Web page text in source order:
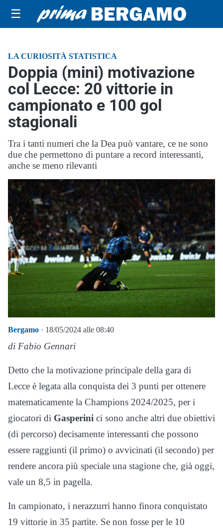
☰
LA CURIOSITÀ STATISTICA
Doppia (mini) motivazione
col Lecce: 20 vittorie in
campionato e 100 gol
stagionali
Tra i tanti numeri che la Dea può vantare, ce ne sono
due che permettono di puntare a record interessanti,
anche se meno rilevanti
Bergamo · 18/05/2024 alle 08:40
di Fabio Gennari
Detto che la motivazione principale della gara di
Lecce è legata alla conquista dei 3 punti per ottenere
matematicamente la Champions 2024/2025, per i
giocatori di Gasperini ci sono anche altri due obiettivi
(di percorso) decisamente interessanti che possono
essere raggiunti (il primo) o avvicinati (il secondo) per
rendere ancora più speciale una stagione che, già oggi,
vale un 8,5 in pagella.
In campionato, i nerazzurri hanno finora conquistato
19 vittorie in 35 partite. Se non fosse per le 10